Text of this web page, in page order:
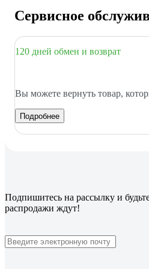
Сервисное
120 дней обмен и возврат
Вы можете вернуть товар,
Подробнее
Подпишитесь на рассылку и
распродажи ждут!